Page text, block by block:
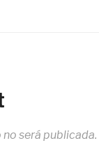
será publicada.